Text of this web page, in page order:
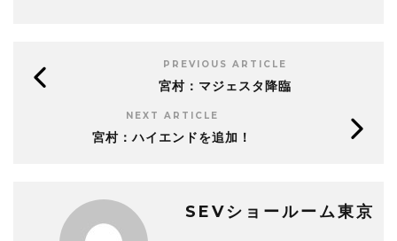
PREVIOUS ARTICLE
宮村：マジェスタ降臨
NEXT ARTICLE
宮村：ハイエンドを追加！
SEVショールーム東京